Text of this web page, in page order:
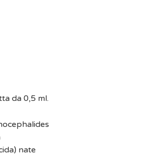
da 0,5 ml.
nate